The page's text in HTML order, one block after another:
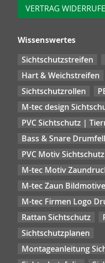
VERTRAG
Wissenswertes
Sichtschutzstreifen
Hart & Weichstreifen
Sichtschutzrollen
M-tec design
PVC Sichtschutz |
Bass & Snare
PVC Motiv Sichtschutz
M-tec Motiv
M-tec Zaun Bildmotive
M-tec Firmen Logo
Rattan Sichtschutz
Sichtschutzplanen
Montageanleitung